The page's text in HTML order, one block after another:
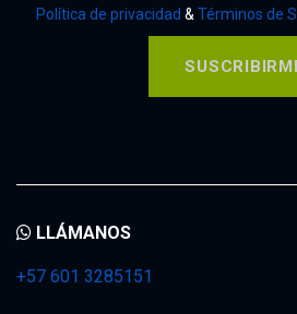
Política de privacidad & Términos de
LLÁMANOS
+57 601 3285151